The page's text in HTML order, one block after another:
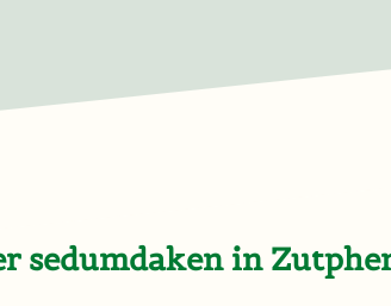
sedumdaken in